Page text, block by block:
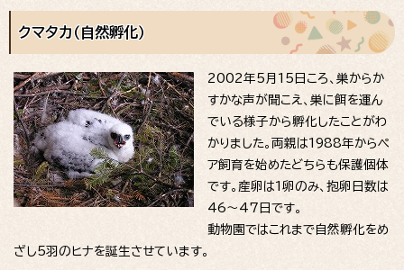
クマタカ（自然孵化）
2002年5月15日ころ、巣からか
すかな声が聞こえ、巣に餌を運ん
でいる様子から孵化したことがわ
かりました。両親は1988年からペ
ア飼育を始めたどちらも保護個体
です。産卵は1卵のみ、抱卵日数は
46～47日です。
動物園ではこれまで自然孵化をめ
ざし5羽のヒナを誕生させています。